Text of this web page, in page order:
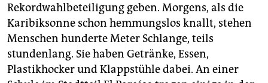
Rekordwahlbeteiligung geben. Morgens, als die
Karibiksonne schon hemmungslos knallt, stehen
Menschen hunderte Meter Schlange, teils
stundenlang. Sie haben Getränke, Essen,
Plastikhocker und Klappstühle dabei. An einer